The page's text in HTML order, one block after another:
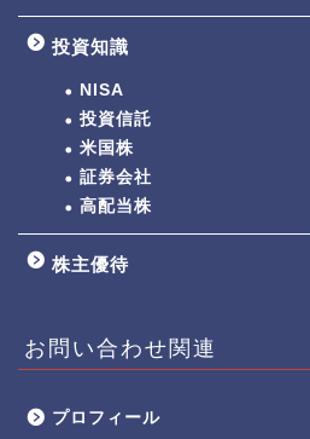
投資知識
NISA
投資信託
米国株
証券会社
高配当株
株主優待
お問い合わせ関連
プロフィール